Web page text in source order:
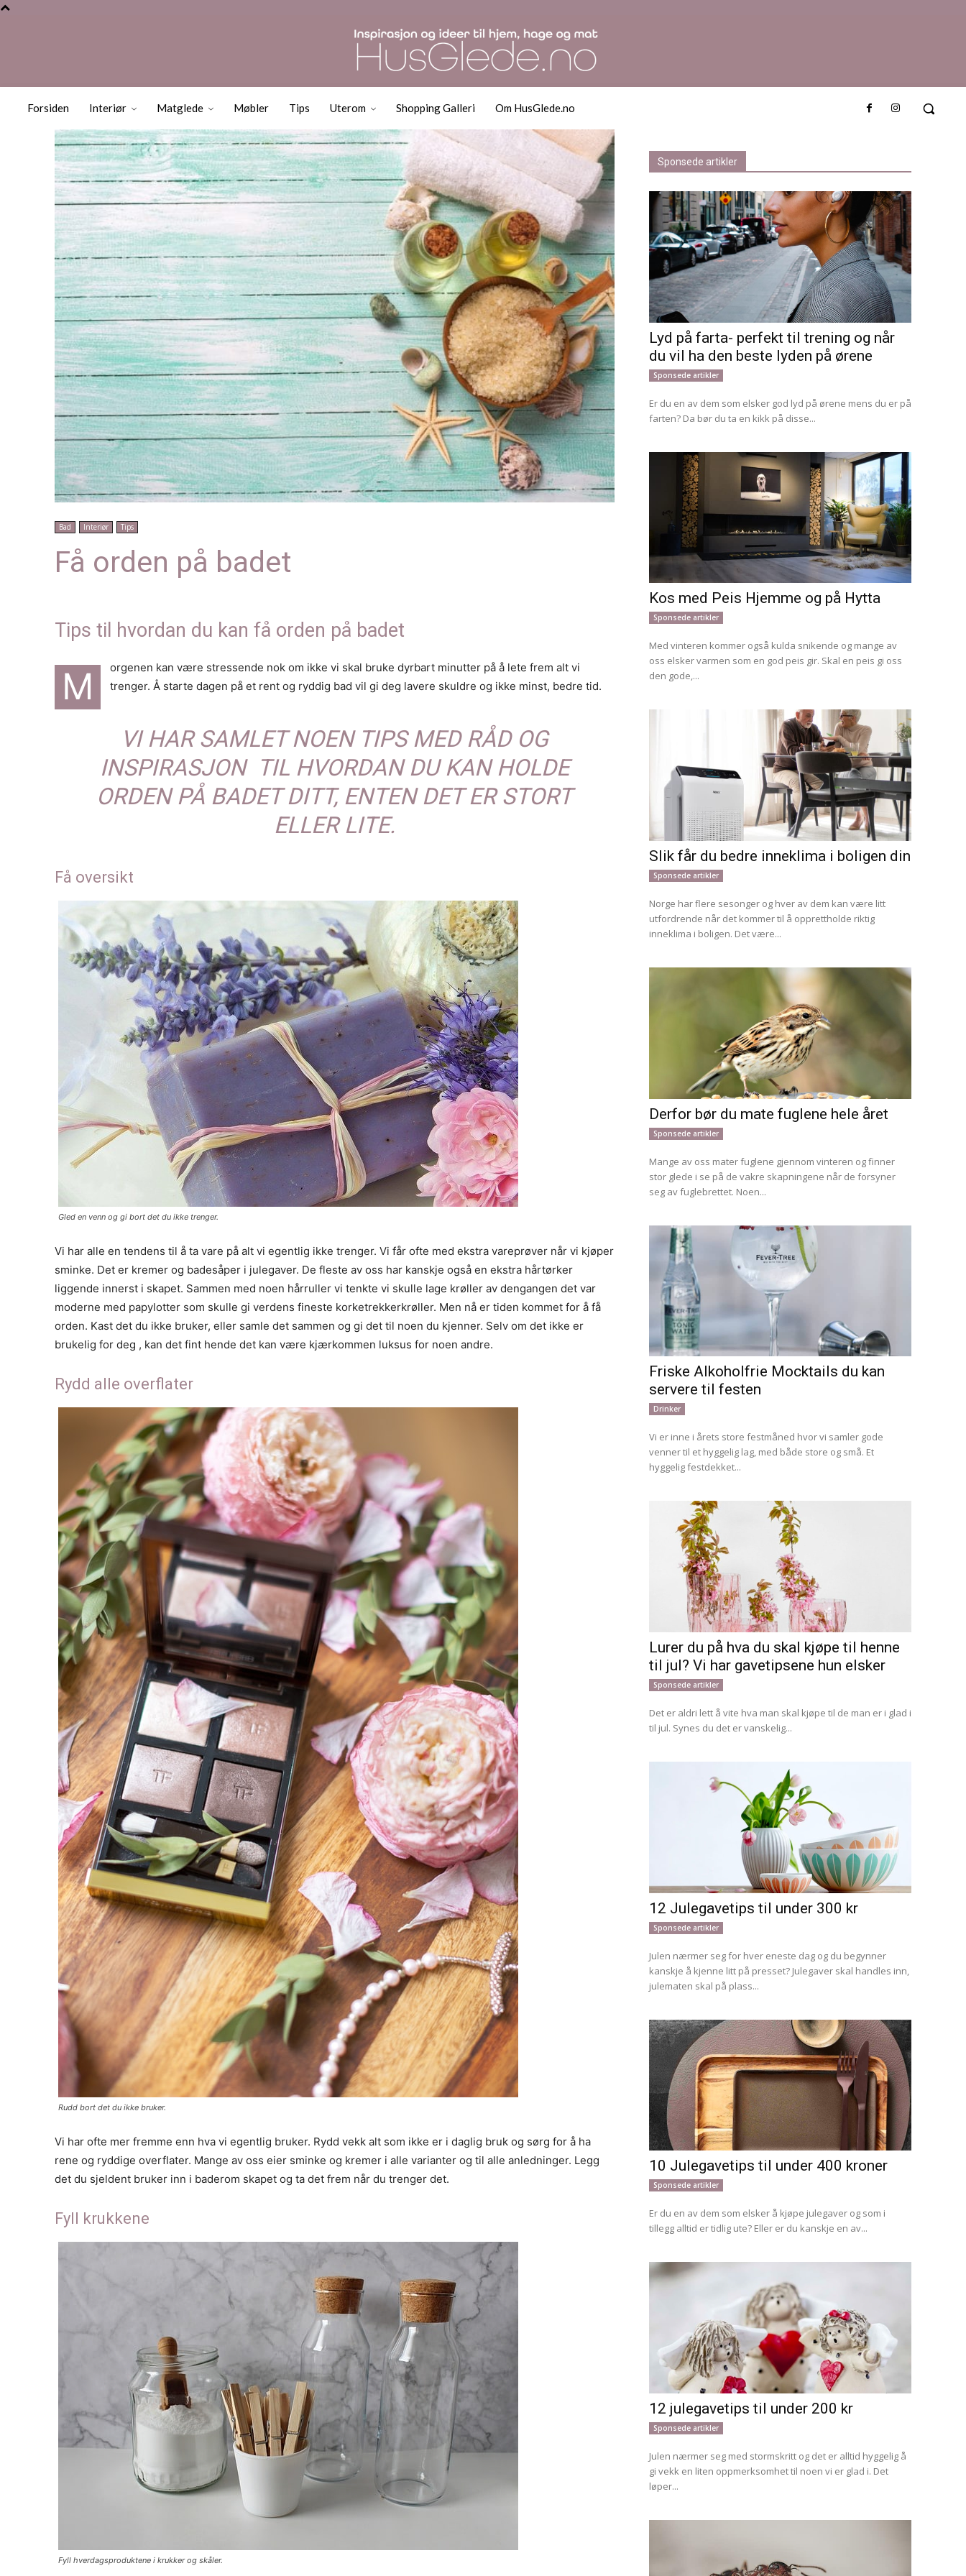
Forsiden Interiør Matglede Møbler Tips Uterom Shopping Galleri Om HusGlede.no
Bad Interiør Tips
Få orden på badet
Tips til hvordan du kan få orden på badet
M
orgenen kan være stressende nok om ikke vi skal bruke dyrbart minutter på å lete frem alt vi
trenger. Å starte dagen på et rent og ryddig bad vil gi deg lavere skuldre og ikke minst, bedre tid.
VI HAR SAMLET NOEN TIPS MED RÅD OG
INSPIRASJON TIL HVORDAN DU KAN HOLDE
ORDEN PÅ BADET DITT, ENTEN DET ER STORT
ELLER LITE.
Få oversikt
Gled en venn og gi bort det du ikke trenger.
Vi har alle en tendens til å ta vare på alt vi egentlig ikke trenger. Vi får ofte med ekstra vareprøver når vi kjøper
sminke. Det er kremer og badesåper i julegaver. De fleste av oss har kanskje også en ekstra hårtørker
liggende innerst i skapet. Sammen med noen hårruller vi tenkte vi skulle lage krøller av dengangen det var
moderne med papylotter som skulle gi verdens fineste korketrekkerkrøller. Men nå er tiden kommet for å få
orden. Kast det du ikke bruker, eller samle det sammen og gi det til noen du kjenner. Selv om det ikke er
brukelig for deg , kan det fint hende det kan være kjærkommen luksus for noen andre.
Rydd alle overflater
Rudd bort det du ikke bruker.
Vi har ofte mer fremme enn hva vi egentlig bruker. Rydd vekk alt som ikke er i daglig bruk og sørg for å ha
rene og ryddige overflater. Mange av oss eier sminke og kremer i alle varianter og til alle anledninger. Legg
det du sjeldent bruker inn i baderom skapet og ta det frem når du trenger det.
Fyll krukkene
Fyll hverdagsproduktene i krukker og skåler.
Sponsede artikler
Lyd på farta- perfekt til trening og når
du vil ha den beste lyden på ørene
Sponsede artikler
Er du en av dem som elsker god lyd på ørene mens du er på
farten? Da bør du ta en kikk på disse...
Kos med Peis Hjemme og på Hytta
Sponsede artikler
Med vinteren kommer også kulda snikende og mange av
oss elsker varmen som en god peis gir. Skal en peis gi oss
den gode,...
Slik får du bedre inneklima i boligen din
Sponsede artikler
Norge har flere sesonger og hver av dem kan være litt
utfordrende når det kommer til å opprettholde riktig
inneklima i boligen. Det være...
Derfor bør du mate fuglene hele året
Sponsede artikler
Mange av oss mater fuglene gjennom vinteren og finner
stor glede i se på de vakre skapningene når de forsyner
seg av fuglebrettet. Noen...
Friske Alkoholfrie Mocktails du kan
servere til festen
Drinker
Vi er inne i årets store festmåned hvor vi samler gode
venner til et hyggelig lag, med både store og små. Et
hyggelig festdekket...
Lurer du på hva du skal kjøpe til henne
til jul? Vi har gavetipsene hun elsker
Sponsede artikler
Det er aldri lett å vite hva man skal kjøpe til de man er i glad i
til jul. Synes du det er vanskelig...
12 Julegavetips til under 300 kr
Sponsede artikler
Julen nærmer seg for hver eneste dag og du begynner
kanskje å kjenne litt på presset? Julegaver skal handles inn,
julematen skal på plass...
10 Julegavetips til under 400 kroner
Sponsede artikler
Er du en av dem som elsker å kjøpe julegaver og som i
tillegg alltid er tidlig ute? Eller er du kanskje en av...
12 julegavetips til under 200 kr
Sponsede artikler
Julen nærmer seg med stormskritt og det er alltid hyggelig å
gi vekk en liten oppmerksomhet til noen vi er glad i. Det
løper...